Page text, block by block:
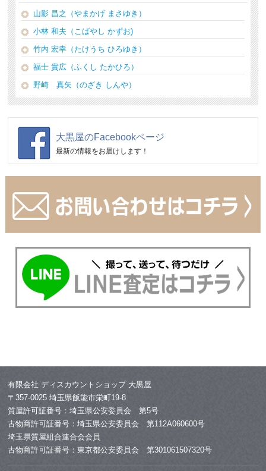
山影 昌之（やまかげ まさゆき）
小林 和夫（こばやし かずお)
竹内 宏幸（たけうち ひろゆき）
福士 貴広（ふくし たかひろ）
野崎 真矢（のざき しんや）
大黒屋のFacebookページ
最新の情報をお届けします！
有限会社 ディスカウントショップ 大黒屋
〒357-0025 埼玉県飯能市栄町19-8
質屋許可証番号：埼玉県公安委員会 第5号
古物商許可証番号：埼玉県公安委員会 第112A060600号
埼玉県質屋組合連合会会員
古物商許可証番号：東京都公安委員会 第301061507320号